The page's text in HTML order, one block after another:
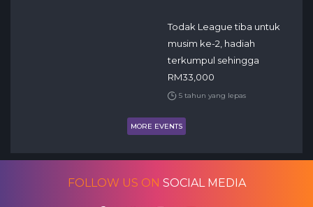
Todak League tiba untuk
musim ke-2, hadiah
terkumpul sehingga
RM33,000
5 tahun yang lepas
MORE EVENTS
FOLLOW US ON SOCIAL MEDIA